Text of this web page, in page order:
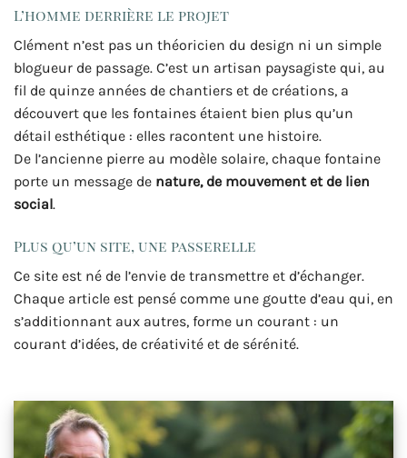
L’homme derrière le projet
Clément n’est pas un théoricien du design ni un simple
blogueur de passage. C’est un artisan paysagiste qui, au
fil de quinze années de chantiers et de créations, a
découvert que les fontaines étaient bien plus qu’un
détail esthétique : elles racontent une histoire.
De l’ancienne pierre au modèle solaire, chaque fontaine
porte un message de nature, de mouvement et de lien
social.
Plus qu’un site, une passerelle
Ce site est né de l’envie de transmettre et d’échanger.
Chaque article est pensé comme une goutte d’eau qui, en
s’additionnant aux autres, forme un courant : un
courant d’idées, de créativité et de sérénité.